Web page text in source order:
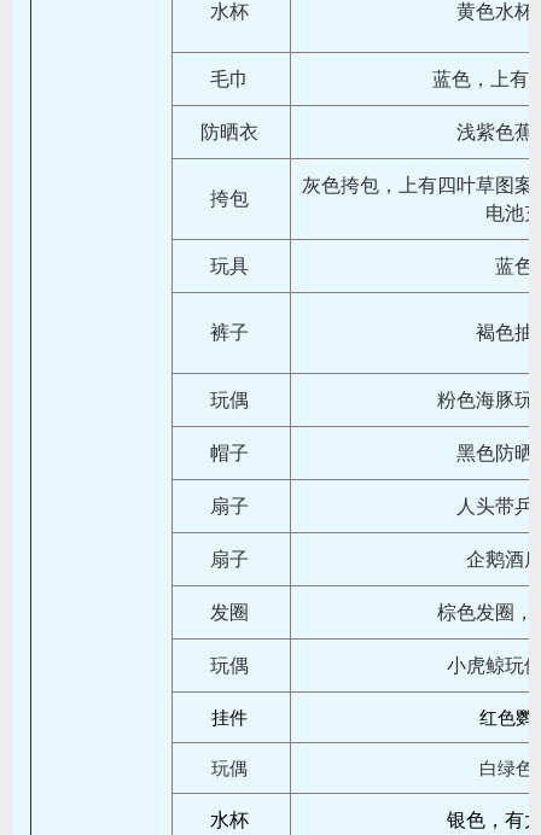
水杯 黄色水杯
毛巾 蓝色，上有
防晒衣 浅紫色蕉
挎包
灰色挎包，上有四叶草图
电池
玩具 蓝色
裤子 褐色抽
玩偶 粉色海豚玩
帽子 黑色防晒
扇子 人头带乒
扇子 企鹅酒
发圈 棕色发圈，
玩偶 小虎鲸玩
挂件 红色鹦
玩偶 白绿色
水杯 银色，有